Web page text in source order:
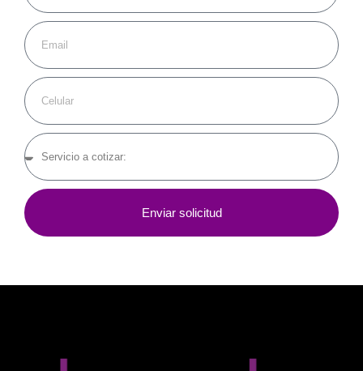
Enviar solicitud